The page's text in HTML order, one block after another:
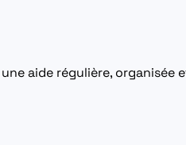
aide régulière, organisée